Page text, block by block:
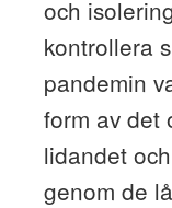
och
kontrollera
pandemin
form av det
lidandet
genom de